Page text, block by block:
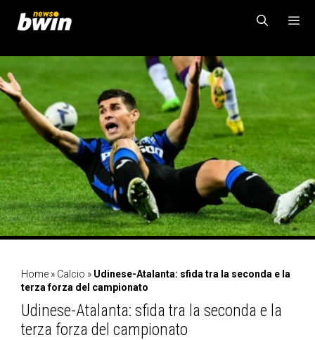
contenuto
MENU
Home » Calcio » Udinese-Atalanta: sfida tra la seconda e la
terza forza del campionato
Udinese-Atalanta: sfida tra la seconda e la
terza forza del campionato